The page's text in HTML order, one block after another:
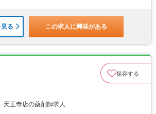
る この求人に興味がある
保存する
正寺店の薬剤師求人